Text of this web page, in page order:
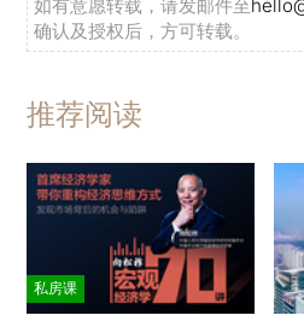
如有意愿转载，请发邮件至
确认及授权后，方可转载。
推荐阅读
私房课